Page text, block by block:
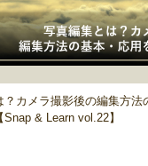
？カメラ撮影後の編集方法
& Learn vol.22】